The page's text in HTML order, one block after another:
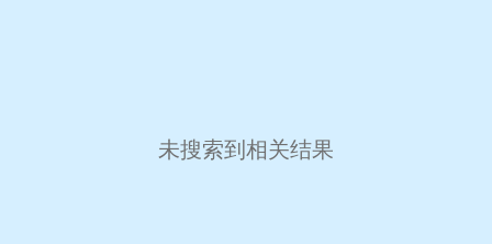
未搜索到相关结果